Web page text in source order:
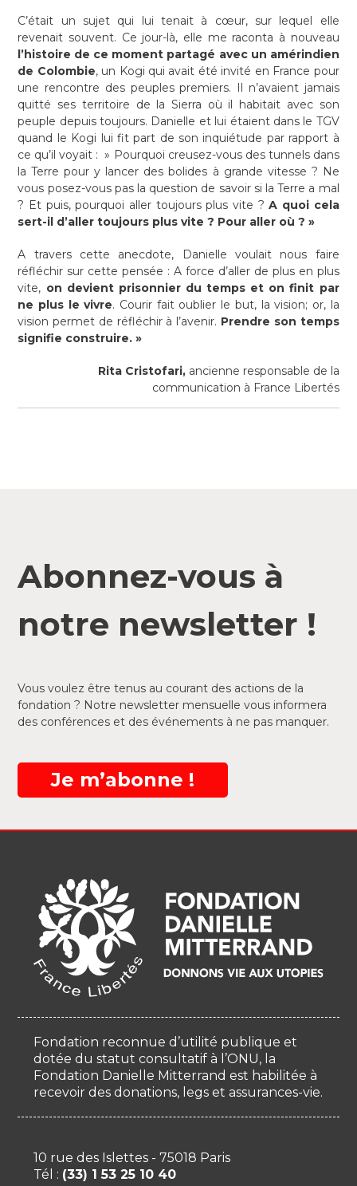
C’était un sujet qui lui tenait à cœur, sur lequel elle
revenait souvent. Ce jour-là, elle me raconta à nouveau
l’histoire de ce moment partagé avec un amérindien
de Colombie, un Kogi qui avait été invité en France pour
une rencontre des peuples premiers. Il n’avaient jamais
quitté ses territoire de la Sierra où il habitait avec son
peuple depuis toujours. Danielle et lui étaient dans le TGV
quand le Kogi lui fit part de son inquiétude par rapport à
ce qu’il voyait : » Pourquoi creusez-vous des tunnels dans
la Terre pour y lancer des bolides à grande vitesse ? Ne
vous posez-vous pas la question de savoir si la Terre a mal
? Et puis, pourquoi aller toujours plus vite ?A quoi cela
sert-il d’aller toujours plus vite ? Pour aller où ? »
A travers cette anecdote, Danielle voulait nous faire
réfléchir sur cette pensée : A force d’aller de plus en plus
vite, on devient prisonnier du temps et on finit par
ne plus le vivre. Courir fait oublier le but, la vision; or, la
vision permet de réfléchir à l’avenir. Prendre son temps
signifie construire. »
Rita Cristofari,ancienne responsable de la
communication à France Libertés
Abonnez-vous à
notre newsletter !
Vous voulez être tenus au courant des actions de la
fondation ? Notre newsletter mensuelle vous informera
des conférences et des événements à ne pas manquer.
Je m’abonne !
Fondation reconnue d’utilité publique et
dotée du statut consultatif à l’ONU, la
Fondation Danielle Mitterrand est habilitée à
recevoir des donations, legs et assurances-vie.
10 rue des Islettes - 75018 Paris
Tél : (33) 1 53 25 10 40